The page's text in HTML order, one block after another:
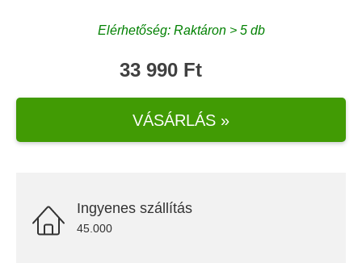
Elérhetőség: Raktáron > 5 db
33 990 Ft
VÁSÁRLÁS »
Ingyenes szállítás
45.000